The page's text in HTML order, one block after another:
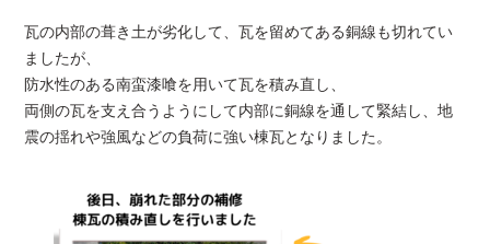
瓦の内部の葺き土が劣化して、瓦を留めてある銅線も切れてい
ましたが、
防水性のある南蛮漆喰を用いて瓦を積み直し、
両側の瓦を支え合うようにして内部に銅線を通して緊結し、地
震の揺れや強風などの負荷に強い棟瓦となりました。